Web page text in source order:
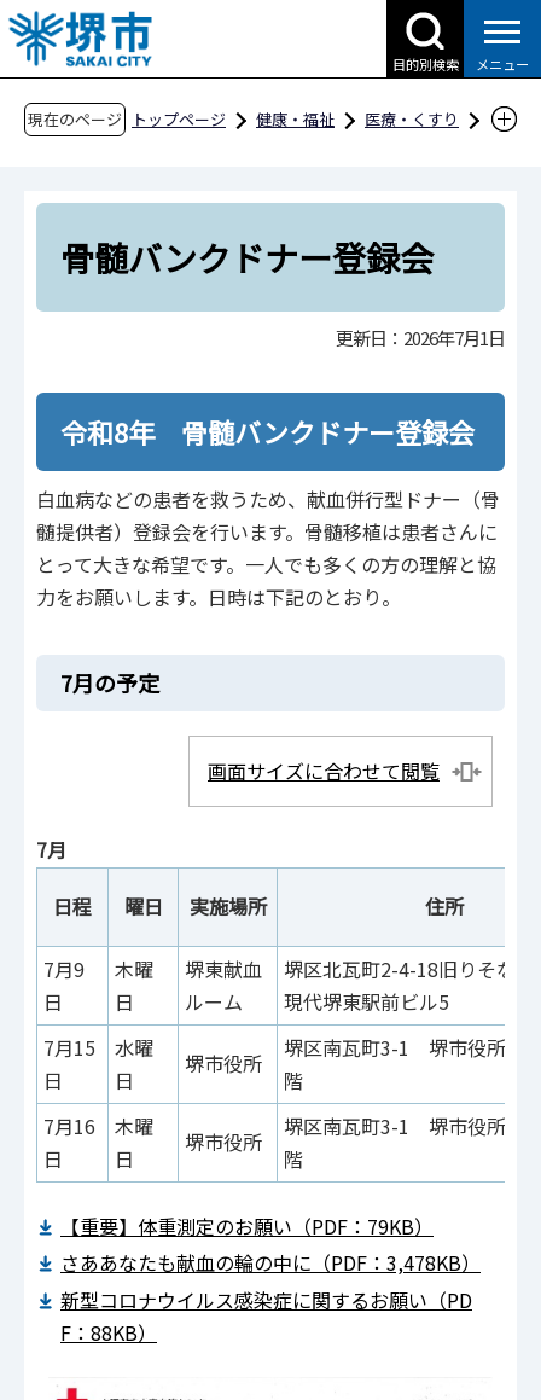
こ
の
ペ
目的別検索 メニュー
現在のページ トップページ 健康・福祉
医療・くすり
骨髄移植・臓器移植
骨髄バンクドナー登録会
骨髄バンクドナー登録会
更新日：2026年7月1日
令和8年 骨髄バンクドナー登録会
白血病などの患者を救うため、献血併行型ドナー（骨
髄提供者）登録会を行います。骨髄移植は患者さんに
とって大きな希望です。一人でも多くの方の理解と協
力をお願いします。日時は下記のとおり。
7月の予定
画面サイズに合わせて閲覧
7月
日程
曜日 実施場所 住所
7月9
日
木曜
日
堺東献血
ルーム
堺区北瓦町2-4-18旧りそな堺
現代堺東駅前ビル5
7月15
日
水曜
日
堺市役所
堺区南瓦町3-1 堺市役所
階
7月16
日
木曜
日
堺市役所
堺区南瓦町3-1 堺市役所
階
【重要】体重測定のお願い（PDF：79KB）
さああなたも献血の輪の中に（PDF：3,478KB）
新型コロナウイルス感染症に関するお願い（PD
F：88KB）